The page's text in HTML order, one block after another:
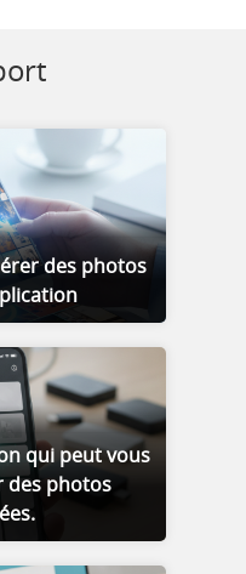
des photos
qui peut vous
des photos